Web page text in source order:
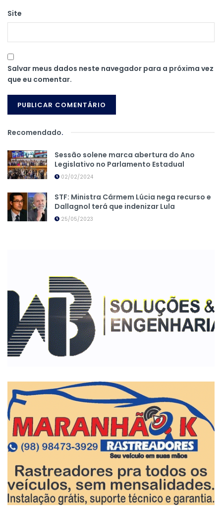
Site
Salvar meus dados neste navegador para a próxima vez
que eu comentar.
Recomendado.
Sessão solene marca abertura do Ano
Legislativo no Parlamento Estadual
02/02/2024
STF: Ministra Cármem Lúcia nega recurso e
Dallagnol terá que indenizar Lula
25/05/2023